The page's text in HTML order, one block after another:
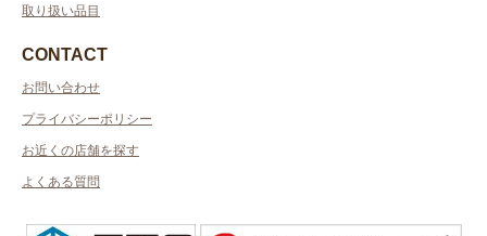
取り扱い品目
CONTACT
お問い合わせ
プライバシーポリシー
お近くの店舗を探す
よくある質問